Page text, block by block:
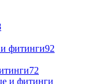
фитинги92
72
и фитинги